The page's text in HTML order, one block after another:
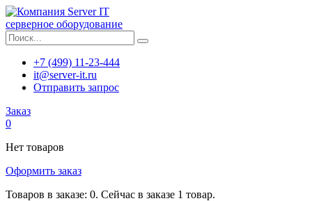
серверное оборудование
+7 (499) 11-23-444
it@server-it.ru
Отправить запрос
Заказ
0
Нет товаров
Оформить заказ
Товаров в заказе: 0. Сейчас в заказе 1 товар.